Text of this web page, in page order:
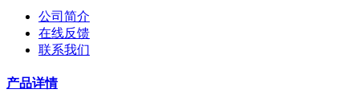
公司简介
在线反馈
联系我们
产品详情